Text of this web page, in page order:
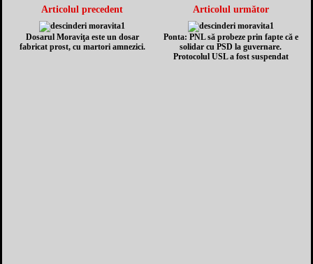
Articolul precedent
Dosarul Moraviţa este un dosar
fabricat prost, cu martori amnezici.
Articolul următor
Ponta: PNL să probeze prin fapte că e
solidar cu PSD la guvernare.
Protocolul USL a fost suspendat